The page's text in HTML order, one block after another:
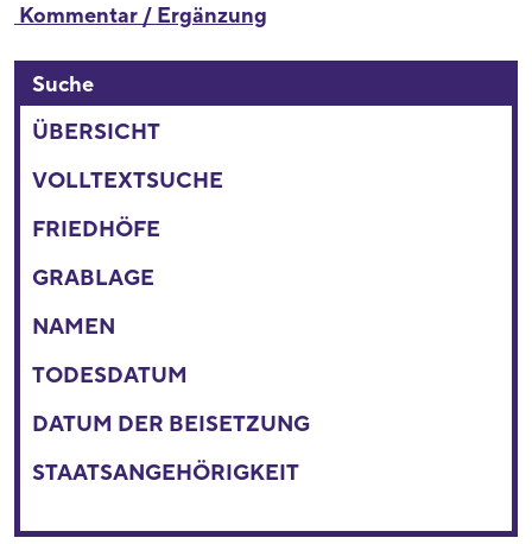
Kommentar / Ergänzung
Suche
ÜBERSICHT
VOLLTEXTSUCHE
FRIEDHÖFE
GRABLAGE
NAMEN
TODESDATUM
DATUM DER BEISETZUNG
STAATSANGEHÖRIGKEIT